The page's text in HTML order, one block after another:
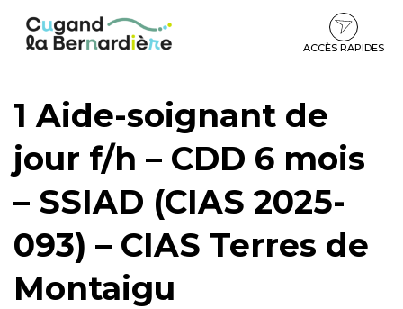
contenu
pied
ACCÈS RAPIDES
1 Aide-soignant de
jour f/h – CDD 6 mois
– SSIAD (CIAS 2025-
093) – CIAS Terres de
Montaigu